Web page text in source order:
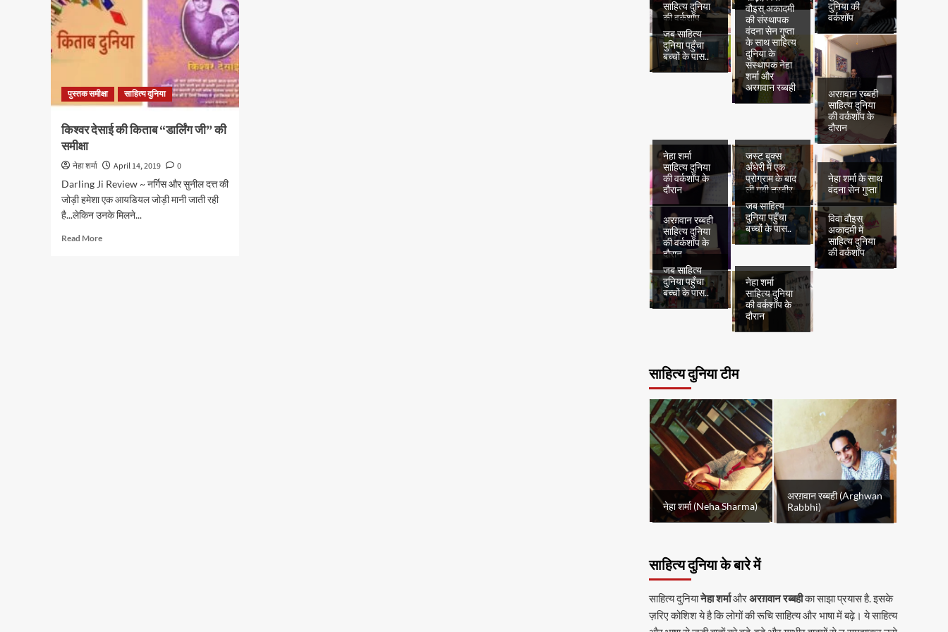
पुस्तक समीक्षा साहित्य दुनिया
किश्वर देसाई की किताब “डार्लिंग जी” की
समीक्षा
नेहा शर्मा April 14, 2019
0
Darling Ji Review ~ नर्गिस और सुनील दत्त की
जोड़ी हमेशा एक आयडियल जोड़ी मानी जाती रही
है...लेकिन उनके मिलने...
Read MoreRead
साहित्य दुनिया
की वर्कशॉप
दुनिया की
वर्कशॉप
जब साहित्य
दुनिया पहुँचा
बच्चों के पास..
वौइस् अकादमी
की संस्थापक
वंदना सेन गुप्ता
के साथ साहित्य
दुनिया के
संस्थापक नेहा
शर्मा और
अरग़वान रब्बही
अरग़वान रब्बही
साहित्य दुनिया
की वर्कशॉप के
दौरान
नेहा शर्मा
साहित्य दुनिया
की वर्कशॉप के
दौरान
जस्ट बुक्स
अँधेरी में एक
प्रोग्राम के बाद
ली गयी तस्वीर
नेहा शर्मा के साथ
वंदना सेन गुप्ता
अरग़वान रब्बही
साहित्य दुनिया
की वर्कशॉप के
दौरान
जब साहित्य
दुनिया पहुँचा
बच्चों के पास..
विवा वौइस्
अकादमी में
साहित्य दुनिया
की वर्कशॉप
जब साहित्य
दुनिया पहुँचा
बच्चों के पास..
नेहा शर्मा
साहित्य दुनिया
की वर्कशॉप के
दौरान
साहित्य दुनिया टीम
नेहा शर्मा (Neha Sharma)
अरग़वान रब्बही (Arghwan
Rabbhi)
साहित्य दुनिया के बारे में
साहित्य दुनियानेहा शर्माऔरअरग़वान रब्बहीका साझा प्रयास है. इसके
ज़रिए कोशिश ये है कि लोगों की रूचि साहित्य और भाषा में बढ़े। ये साहित्य